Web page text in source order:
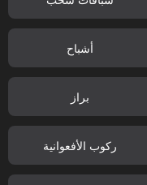
أشباح
براز
ركوب الأفعوانية